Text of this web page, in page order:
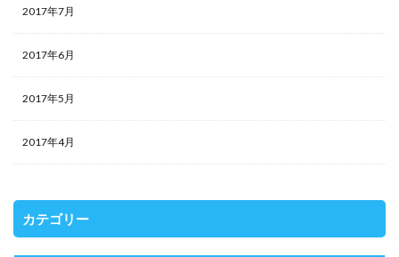
2017年7月
2017年6月
2017年5月
2017年4月
カテゴリー